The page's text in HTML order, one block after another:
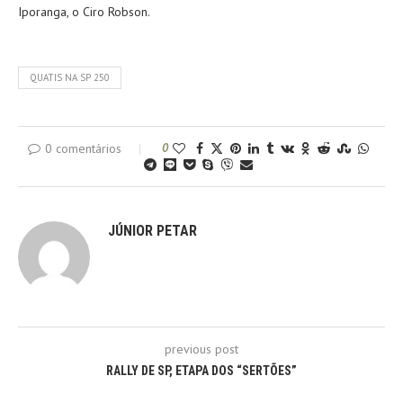
Iporanga, o Ciro Robson.
QUATIS NA SP 250
0 comentários 0
JÚNIOR PETAR
previous post
RALLY DE SP, ETAPA DOS “SERTÕES”